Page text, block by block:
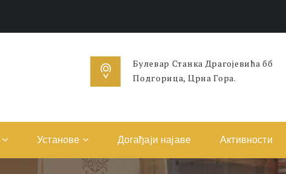
Булевар Станка Драгојевића бб
Подгорица, Црна Гора.
Установе Догађаји најаве Активности